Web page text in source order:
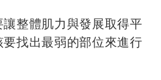
讓整體肌力與發展取得平
找出最弱的部位來進行